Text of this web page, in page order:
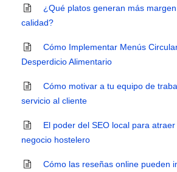
¿Qué platos generan más
calidad?
Cómo Implementar Menús
Desperdicio Alimentario
Cómo motivar a tu equipo de
servicio al cliente
El poder del SEO local para
negocio hostelero
Cómo las reseñas online pueden